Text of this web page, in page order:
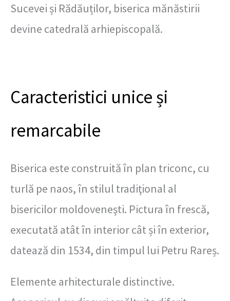
Sucevei și Rădăuților, biserica mănăstirii
devine catedrală arhiepiscopală.
Caracteristici unice și
remarcabile
Biserica este construită în plan triconc, cu
turlă pe naos, în stilul tradiţional al
bisericilor moldoveneşti. Pictura în frescă,
executată atât în interior cât și în exterior,
datează din 1534, din timpul lui Petru Rareș.
Elemente arhitecturale distinctive.